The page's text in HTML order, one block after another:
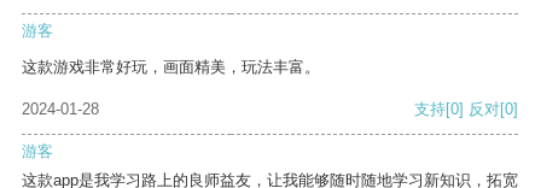
游客
这款游戏非常好玩，画面精美，玩法丰富。
2024-01-28 支持[0] 反对[0]
游客
这款app是我学习路上的良师益友，让我能够随时随地学习新知识，拓宽